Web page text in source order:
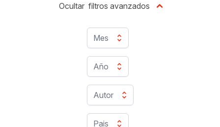
Mes
Año
Autor
Pais
Ocultar filtros avanzados